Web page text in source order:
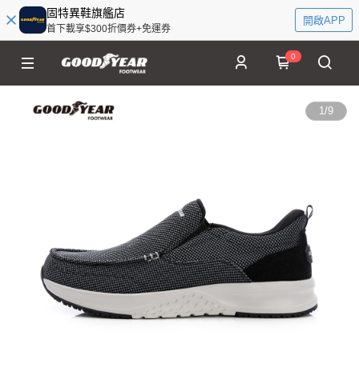
固特異鞋旗艦店
首下載享$300折價券+免運券
開啟APP
0
1/9